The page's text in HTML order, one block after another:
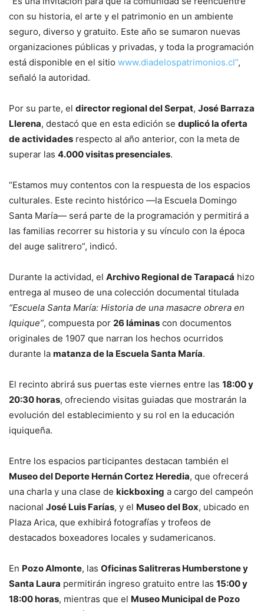
con su historia, el arte y el patrimonio en un ambiente
seguro, diverso y gratuito. Este año se sumaron nuevas
organizaciones públicas y privadas, y toda la programación
está disponible en el sitio www.diadelospatrimonios.cl”,
señaló la autoridad.
Por su parte, el director regional del Serpat, José Barraza
Llerena, destacó que en esta edición se duplicó la oferta
de actividades respecto al año anterior, con la meta de
superar las 4.000 visitas presenciales.
“Estamos muy contentos con la respuesta de los espacios
culturales. Este recinto histórico —la Escuela Domingo
Santa María— será parte de la programación y permitirá a
las familias recorrer su historia y su vínculo con la época
del auge salitrero”, indicó.
Durante la actividad, el Archivo Regional de Tarapacá hizo
entrega al museo de una colección documental titulada
“Escuela Santa María: Historia de una masacre obrera en
Iquique”, compuesta por 26 láminas con documentos
originales de 1907 que narran los hechos ocurridos
durante la matanza de la Escuela Santa María.
El recinto abrirá sus puertas este viernes entre las 18:00 y
20:30 horas, ofreciendo visitas guiadas que mostrarán la
evolución del establecimiento y su rol en la educación
iquiqueña.
Entre los espacios participantes destacan también el
Museo del Deporte Hernán Cortez Heredia, que ofrecerá
una charla y una clase de kickboxing a cargo del campeón
nacional José Luis Farías, y el Museo del Box, ubicado en
Plaza Arica, que exhibirá fotografías y trofeos de
destacados boxeadores locales y sudamericanos.
En Pozo Almonte, las Oficinas Salitreras Humberstone y
Santa Laura permitirán ingreso gratuito entre las 15:00 y
18:00 horas, mientras que el Museo Municipal de Pozo